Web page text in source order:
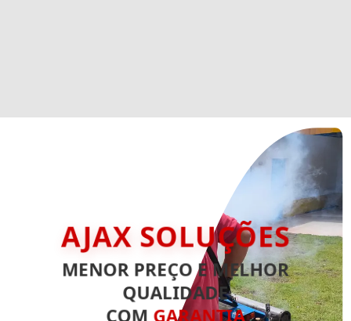
AJAX SOLUÇÕES
MENOR PREÇO E MELHOR
QUALIDADE